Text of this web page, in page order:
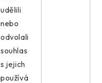
udělili
nebo
odvolali
souhlas
s jejich
používá